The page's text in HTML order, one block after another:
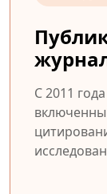
С 2011